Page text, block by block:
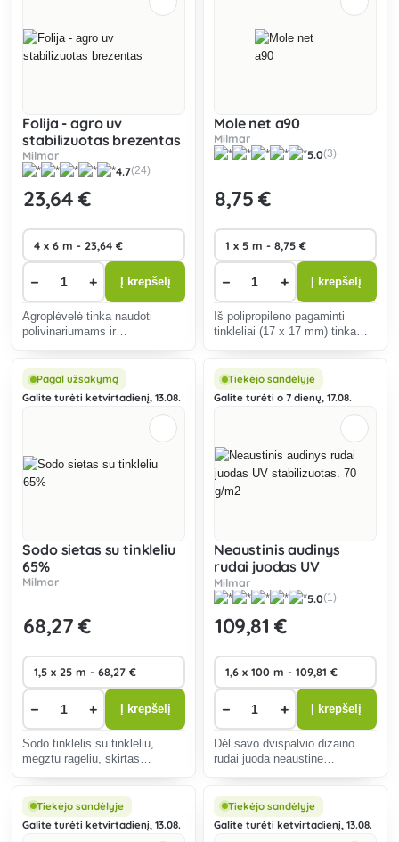
Folija - agro uv
stabilizuotas brezentas
Milmar
4.7(24)
23,64 €
− + Į krepšelį
Agroplėvelė tinka naudoti
polivinariumams ir
ultravioletinių spindulių ir turėtų
tarnauti 2 ar daugiau metų.
Mole net a90
Milmar
5.0(3)
8,75 €
− + Į krepšelį
Iš polipropileno pagaminti
tinkleliai (17 x 17 mm) tinka
vejos kilimais kaip veiksminga
apsauga nuo kurmių.
Pagal užsakymą
Galite turėti ketvirtadienį, 13.08.
Sodo sietas su tinkleliu
65%
Milmar
68,27 €
− + Į krepšelį
Sodo tinklelis su tinkleliu,
megztu rageliu, skirtas
Šešėliavimo procentas - 65 %.
Tiekėjo sandėlyje
Galite turėti o 7 dienų, 17.08.
Neaustinis audinys
rudai juodas UV
stabilizuotas. 70 g/m2
Milmar
5.0(1)
109,81 €
− + Į krepšelį
Dėl savo dvispalvio dizaino
rudai juoda neaustinė
kaip žievės paklotas, neleidžia
augti piktžolėms ir apsaugo
nuo per didelio garavimo
Tiekėjo sandėlyje
Galite turėti ketvirtadienį, 13.08.
Tiekėjo sandėlyje
Galite turėti ketvirtadienį, 13.08.